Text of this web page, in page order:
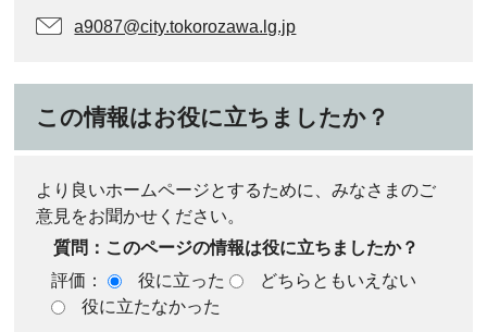
a9087@city.tokorozawa.lg.jp
この情報はお役に立ちましたか？
より良いホームページとするために、みなさまのご
意見をお聞かせください。
質問：このページの情報は役に立ちましたか？
評価：
役に立った
どちらともいえない
役に立たなかった